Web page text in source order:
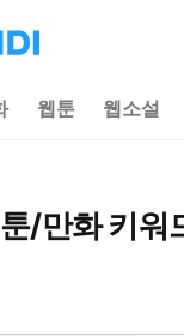
웹툰 웹소설
/만화 키워